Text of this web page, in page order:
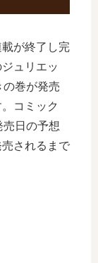
が終了し完
ュリエッ
の巻が発売
コミック
売日の予想
されるまで